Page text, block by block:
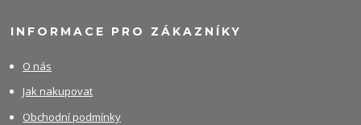
INFORMACE PRO ZÁKAZNÍKY
O nás
Jak nakupovat
Obchodní podmínky